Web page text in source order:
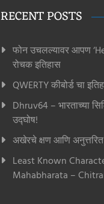
RECENT POSTS
फोन उचलल्यावर आपण
रोचक इतिहास
QWERTY कीबोर्ड चा
Dhruv64 – भारताच्या
उद्घोष!
अखेरचे क्षण आणि
Least Known
Mahabharata –